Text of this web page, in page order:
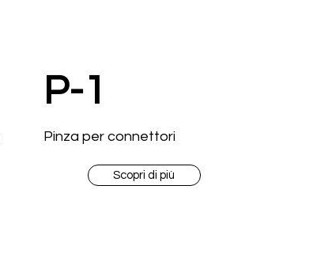
P-1
Pinza per connettori
Scopri di più